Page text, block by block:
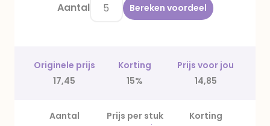
Aantal Bereken voordeel
Originele prijs Korting
Prijs voor jou
17,45
15% 14,85
Aantal Prijs per stuk
Korting